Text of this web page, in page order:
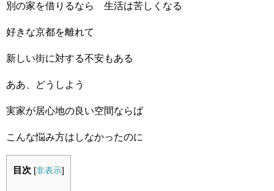
別の家を借りるなら 生活は苦しくなる
好きな京都を離れて
新しい街に対する不安もある
ああ、どうしよう
実家が居心地の良い空間ならば
こんな悩み方はしなかったのに
目次 [非表示]